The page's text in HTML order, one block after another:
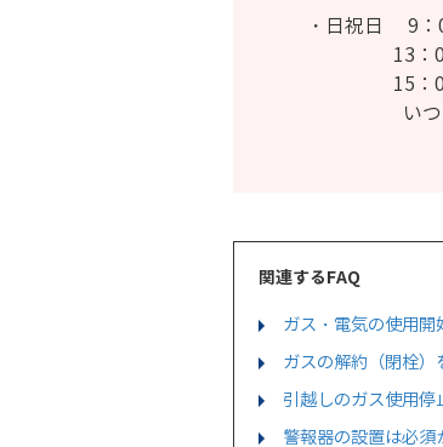
・日祝日 9：
13：00-
15：00-
いつで
関連するFAQ
ガス・電気の使用開
ガスの解約（閉栓）
引越しのガス使用停
警報器の設置は必須